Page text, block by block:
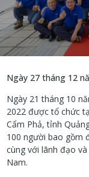
Ngày 27 tháng 12
Ngày 21 tháng 10
2022 được tổ chức
Cẩm Phả, tỉnh
100 người bao gồm
cùng với lãnh đạo
Nam.